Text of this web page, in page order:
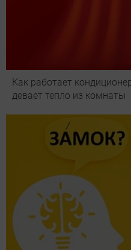
Как работает
девает тепло из комнаты